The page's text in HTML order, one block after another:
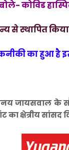
कोविड
से स्थापित
का हुआ है
जायसवाल के
क्षेत्रीय सांसद